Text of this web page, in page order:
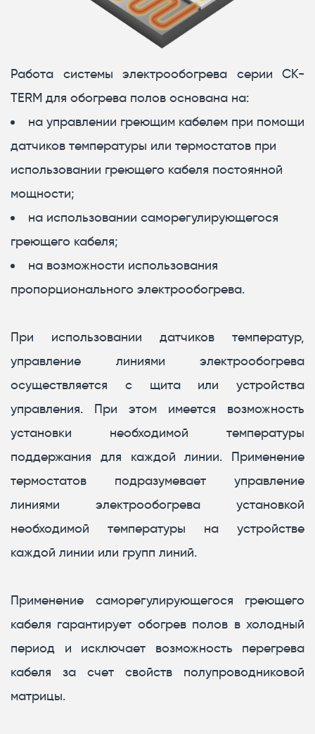
Работа системы электрообогрева серии СК-
TERM для обогрева полов основана на:
на управлении греющим кабелем при помощи
датчиков температуры или термостатов при
использовании греющего кабеля постоянной
мощности;
на использовании саморегулирующегося
греющего кабеля;
на возможности использования
пропорционального электрообогрева.
При использовании датчиков температур,
управление линиями электрообогрева
осуществляется с щита или устройства
управления. При этом имеется возможность
установки необходимой температуры
поддержания для каждой линии. Применение
термостатов подразумевает управление
линиями электрообогрева установкой
необходимой температуры на устройстве
каждой линии или групп линий.
Применение саморегулирующегося греющего
кабеля гарантирует обогрев полов в холодный
период и исключает возможность перегрева
кабеля за счет свойств полупроводниковой
матрицы.